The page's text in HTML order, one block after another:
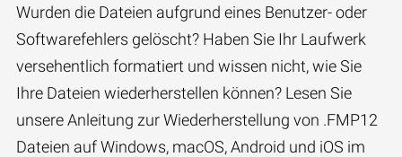
Wurden die Dateien aufgrund eines Benutzer- oder
Softwarefehlers gelöscht? Haben Sie Ihr Laufwerk
versehentlich formatiert und wissen nicht, wie Sie
Ihre Dateien wiederherstellen können? Lesen Sie
unsere Anleitung zur Wiederherstellung von .FMP12
Dateien auf Windows, macOS, Android und iOS im